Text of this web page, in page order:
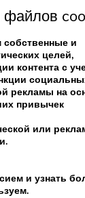
Deluxe с
файлов
и
целей,
контента с
рекламы на
привычек
или
и узнать